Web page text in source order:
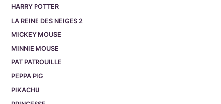
HARRY POTTER
LA REINE DES NEIGES 2
MICKEY MOUSE
MINNIE MOUSE
PAT PATROUILLE
PEPPA PIG
PIKACHU